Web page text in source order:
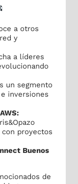
a otros
y
a líderes
un segmento
inversiones
proyectos
Buenos
de